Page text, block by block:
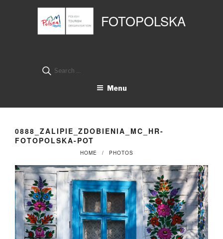
FOTOPOLSKA
Search
Menu
0888_ZALIPIE_ZDOBIENIA_MC_HR-
FOTOPOLSKA-POT
HOME PHOTOS
Panel zarządzania plikami cookies